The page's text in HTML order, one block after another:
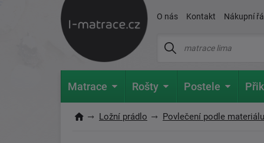
O nás Kontakt Nákupní
Matrace Rošty Postele
Ložní prádlo Povlečení podle materiálu